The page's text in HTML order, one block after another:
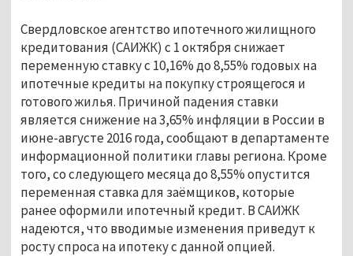
Свердловское агентство ипотечного жилищного
кредитования (САИЖК) с 1 октября снижает
переменную ставку с 10,16% до 8,55% годовых на
ипотечные кредиты на покупку строящегося и
готового жилья. Причиной падения ставки
является снижение на 3,65% инфляции в России в
июне-августе 2016 года, сообщают в департаменте
информационной политики главы региона. Кроме
того, со следующего месяца до 8,55% опустится
переменная ставка для заёмщиков, которые
ранее оформили ипотечный кредит. В САИЖК
надеются, что вводимые изменения приведут к
росту спроса на ипотеку с данной опцией.